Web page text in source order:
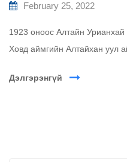
February 25, 2022
1923 оноос Алтайн
Ховд аймгийн Алтайхан уул
Дэлгэрэнгүй